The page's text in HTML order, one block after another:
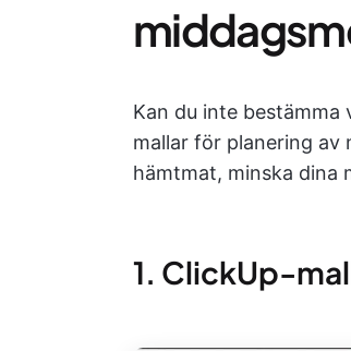
Kan du inte bestämma
mallar för planering av
hämtmat, minska dina
1. ClickUp-